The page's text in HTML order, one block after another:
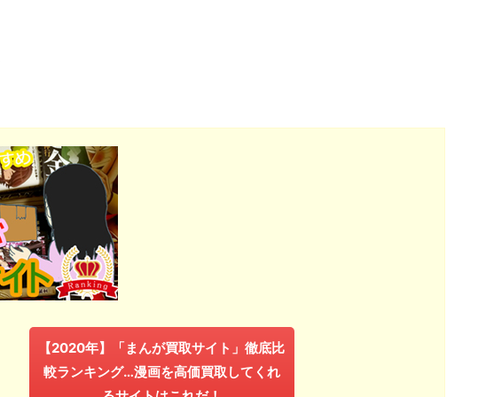
【2020年】「まんが買取サイト」徹底比
較ランキング…漫画を高価買取してくれ